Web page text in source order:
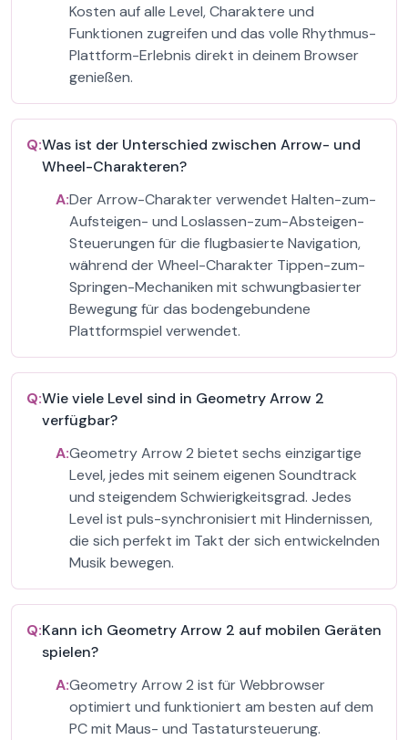
Kosten auf alle Level, Charaktere und
Funktionen zugreifen und das volle Rhythmus-
Plattform-Erlebnis direkt in deinem Browser
genießen.
Q:Was ist der Unterschied zwischen Arrow- und
Wheel-Charakteren?
A:Der Arrow-Charakter verwendet Halten-zum-
Aufsteigen- und Loslassen-zum-Absteigen-
Steuerungen für die flugbasierte Navigation,
während der Wheel-Charakter Tippen-zum-
Springen-Mechaniken mit schwungbasierter
Bewegung für das bodengebundene
Plattformspiel verwendet.
Q:Wie viele Level sind in Geometry Arrow 2
verfügbar?
A:Geometry Arrow 2 bietet sechs einzigartige
Level, jedes mit seinem eigenen Soundtrack
und steigendem Schwierigkeitsgrad. Jedes
Level ist puls-synchronisiert mit Hindernissen,
die sich perfekt im Takt der sich entwickelnden
Musik bewegen.
Q:Kann ich Geometry Arrow 2 auf mobilen Geräten
spielen?
A:Geometry Arrow 2 ist für Webbrowser
optimiert und funktioniert am besten auf dem
PC mit Maus- und Tastatursteuerung.